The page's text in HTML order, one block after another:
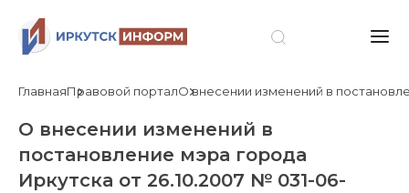
ГлавнаяПравовой порталО внесении изменений в
О внесении изменений в
постановление мэра города
Иркутска от 26.10.2007 № 031-06-